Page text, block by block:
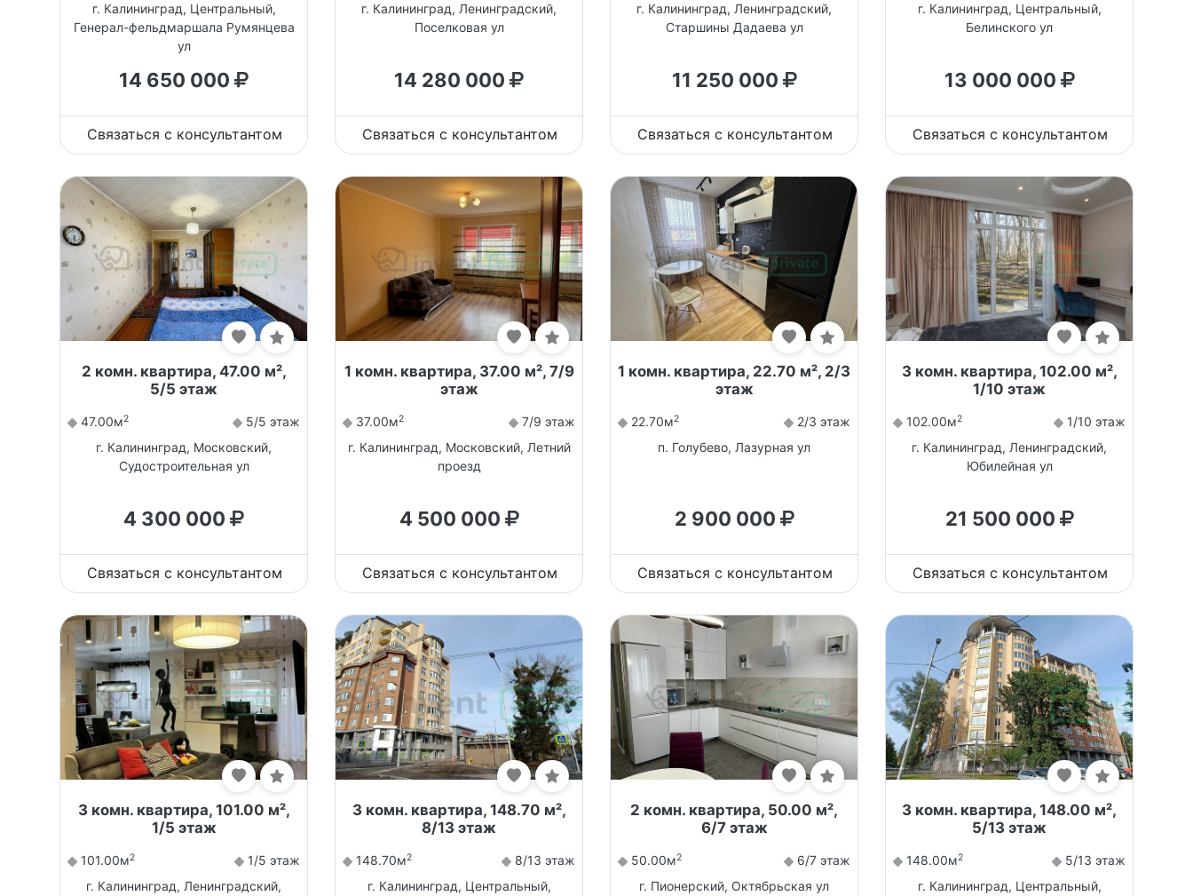
г. Калининград, Центральный,
Генерал-фельдмаршала Румянцева
ул
14 650 000
Связаться с консультантом
г. Калининград, Ленинградский,
Поселковая ул
14 280 000
Связаться с консультантом
г. Калининград, Ленинградский,
Старшины Дадаева ул
11 250 000
Связаться с консультантом
г. Калининград, Центральный,
Белинского ул
13 000 000
Связаться с консультантом
2 комн. квартира, 47.00 м²,
5/5 этаж
47.00м2
5/5 этаж
г. Калининград, Московский,
Судостроительная ул
4 300 000
Связаться с консультантом
1 комн. квартира, 37.00 м², 7/9
этаж
37.00м2
7/9 этаж
г. Калининград, Московский, Летний
проезд
4 500 000
Связаться с консультантом
1 комн. квартира, 22.70 м², 2/3
этаж
22.70м2
2/3 этаж
п. Голубево, Лазурная ул
2 900 000
Связаться с консультантом
3 комн. квартира, 102.00 м²,
1/10 этаж
102.00м2
1/10 этаж
г. Калининград, Ленинградский,
Юбилейная ул
21 500 000
Связаться с консультантом
3 комн. квартира, 101.00 м²,
1/5 этаж
101.00м2
1/5 этаж
г. Калининград, Ленинградский,
3 комн. квартира, 148.70 м²,
8/13 этаж
148.70м2
8/13 этаж
г. Калининград, Центральный,
2 комн. квартира, 50.00 м²,
6/7 этаж
50.00м2
6/7 этаж
г. Пионерский, Октябрьская ул
3 комн. квартира, 148.00 м²,
5/13 этаж
148.00м2
5/13 этаж
г. Калининград, Центральный,